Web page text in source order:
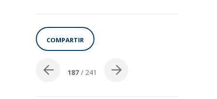
COMPARTIR
187 / 241